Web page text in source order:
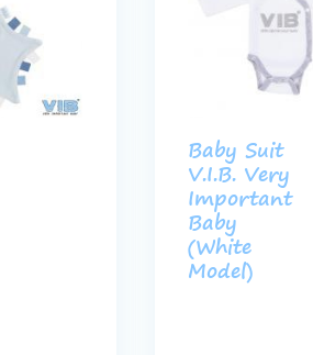
Baby Suit
V.I.B. Very
Important
Baby
(White
Model)